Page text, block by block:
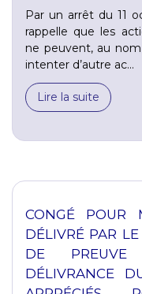
Par un arrêt du 11
rappelle que les
ne peuvent, au
intenter d’autre ac...
Lire la suite
CONGÉ POUR
DÉLIVRÉ PAR
DE
DÉLIVRANCE